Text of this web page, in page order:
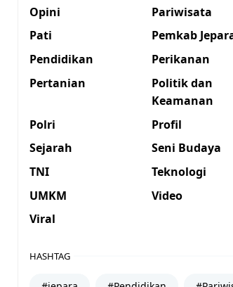
Opini
Pariwisata
Pati
Pemkab
Pendidikan
Perikanan
Pertanian
Politik dan
Keamanan
Polri
Profil
Sejarah
Seni Budaya
TNI
Teknologi
UMKM
Video
Viral
HASHTAG